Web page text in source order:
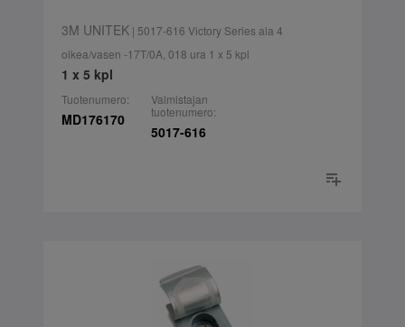
3M UNITEK| 5017-616 Victory Series ala 4
oikea/vasen -17T/0A, 018 ura 1 x 5 kpl
1 x 5 kpl
Tuotenumero:
MD176170
Valmistajan
tuotenumero:
5017-616